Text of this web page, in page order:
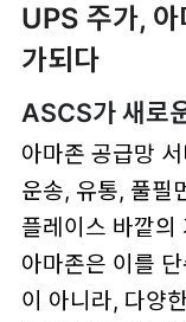
UPS 주가, 아
가되다
ASCS가 새로
아마존 공급망
운송, 유통, 풀필
플레이스 바깥의
아마존은 이를
이 아니라, 다양